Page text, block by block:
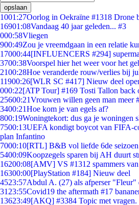
opslaan
1001:27Oorlog in Oekraïne #1318 Drone
16901:08Vandaag 40 jaar geleden... #3
000:58Vliegen
900:49Zou je vreemdgaan in een relatie
17000:44[INFLUENCERS #294]
3700:38Voorspel hier het weer voor het
2100:28Hoe veranderde rouw/verlies bij
11900:26[WLR SC #417] Nieuw deel
000:22[ATP Tour] #169 Tosti Tallon back
25600:21Vrouwen willen geen man meer
3400:21Hoe kom je van egels af?
800:19Woningtekort: dus ga je woningen
7500:13UEFA kondigt boycot van FIFA-
plan Infantino
7000:10[RTL] B&B vol liefde 6de
5400:09Koopzegels sparen bij AH duurt
16200:08[AMV] VS #1312 spammers
16300:00[PlayStation #184] Nieuw deel
4523:57Abdul A. (27) als afperser "Fleur"
31 23:55Covid19 the aftermath #17
13623:49[AKQ] #3384 Topic met vragen.